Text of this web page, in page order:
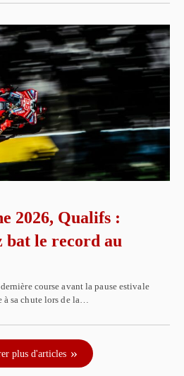
2026, Qualifs :
le record au
course avant la pause estivale
sa chute lors de la…
plus d'articles